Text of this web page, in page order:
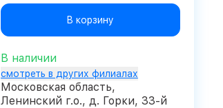
В корзину
В наличии
смотреть в других филиалах
Московская область,
Ленинский г.о., д. Горки, 33-й